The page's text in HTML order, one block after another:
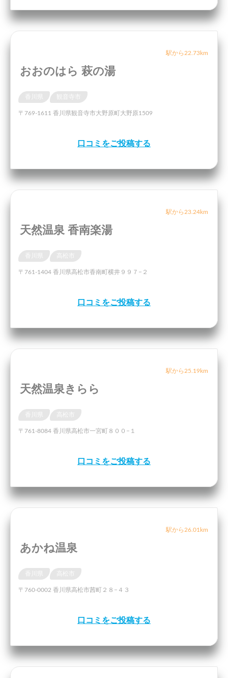
駅から22.73km
おおのはら 萩の湯
香川県
〒769-1611 香川県観音寺市大野原町大野原1509
口コミをご投稿する
駅から23.24km
天然温泉 香南楽湯
香川県
〒761-1404 香川県高松市香南町横井９９７−２
口コミをご投稿する
駅から25.19km
天然温泉きらら
香川県
〒761-8084 香川県高松市一宮町８００−１
口コミをご投稿する
駅から26.01km
あかね温泉
香川県
〒760-0002 香川県高松市茜町２８−４３
口コミをご投稿する